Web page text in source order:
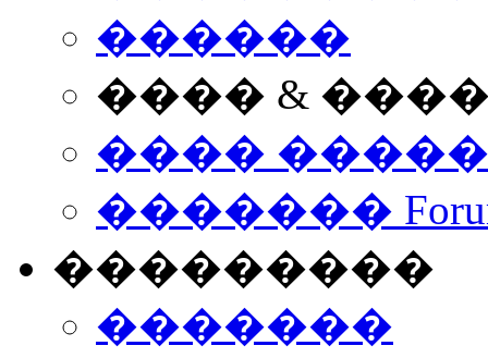
������
���� &
����
�������
���������
�������